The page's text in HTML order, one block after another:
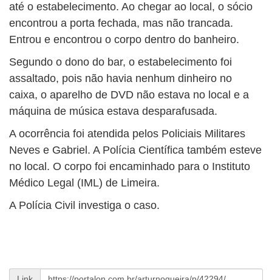
até o estabelecimento. Ao chegar ao local, o sócio
encontrou a porta fechada, mas não trancada.
Entrou e encontrou o corpo dentro do banheiro.
Segundo o dono do bar, o estabelecimento foi
assaltado, pois não havia nenhum dinheiro no
caixa, o aparelho de DVD não estava no local e a
máquina de música estava desparafusada.
A ocorrência foi atendida pelos Policiais Militares
Neves e Gabriel. A Polícia Científica também esteve
no local. O corpo foi encaminhado para o Instituto
Médico Legal (IML) de Limeira.
A Polícia Civil investiga o caso.